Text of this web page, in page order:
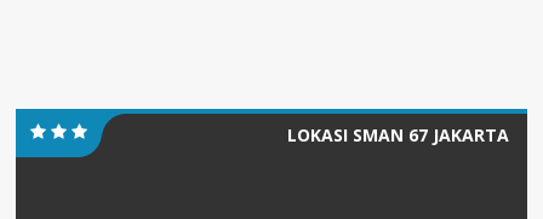
LOKASI SMAN 67 JAKARTA